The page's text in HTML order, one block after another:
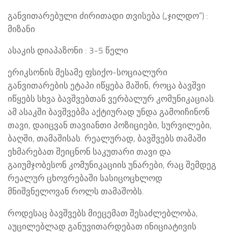
განვითარებული ძირითადი თვისება („ჯილდო“) :
მიზანი
ასაკის დიაპაზონი : 3-5 წელი
ერიკსონის მესამე ფსიქო-სოციალური
განვითარების ეტაპი იწყება მაშინ, როცა ბავშვი
იწყებს სხვა ბავშვებთან ვერბალურ კომუნიკაციას.
ამ ასაკში ბავშვებმა აქტიურად უნდა გამოიჩინონ
თავი, დაიცვან თავიანთი პოზიციები, სურვილები,
ბაღში, თამაშისას. რეალურად, ბავშვებს თამაში
ეხმარებათ შეიცნონ საკუთარი თავი და
გაიუმჯობესონ კომუნიკაციის უნარები, რაც შემდეგ
რეალურ ცხოვრებაში სასიცოცხლოდ
მნიშვნელოვან როლს თამაშობს.
როდესაც ბავშვებს მიეცემათ შესაძლებლობა,
აუცილებლად განუვითარდებათ ინიციატივის